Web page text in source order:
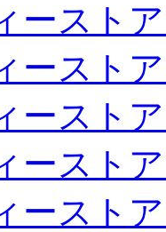
ースト
ースト
ースト
ースト
ースト